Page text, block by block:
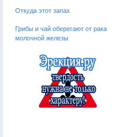
Откуда этот запах
Грибы и чай оберегают от рака
молочной железы